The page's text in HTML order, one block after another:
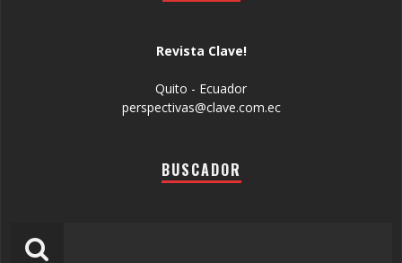
Revista Clave!
Quito - Ecuador
perspectivas@clave.com.ec
BUSCADOR